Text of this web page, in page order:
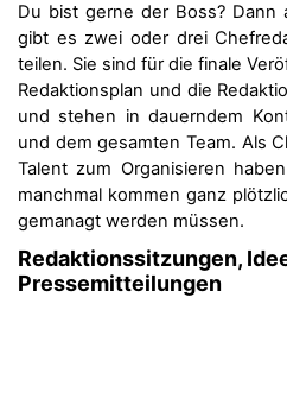
Du bist gerne der Boss?
gibt es zwei oder drei
teilen. Sie sind für die finale
Redaktionsplan und die
und stehen in dauerndem
und dem gesamten Team. Als
Talent zum Organisieren
manchmal kommen ganz
gemanagt werden müssen.
Redaktionssitzungen,
Pressemitteilungen